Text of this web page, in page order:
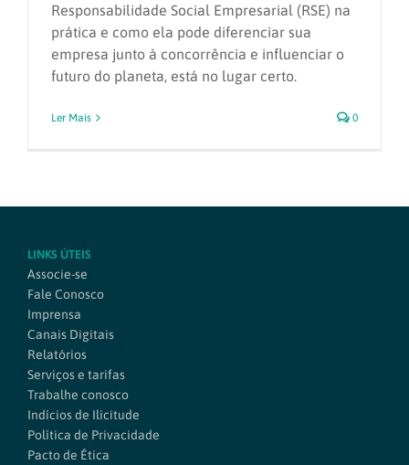
Responsabilidade Social Empresarial (RSE) na
prática e como ela pode diferenciar sua
empresa junto à concorrência e influenciar o
futuro do planeta, está no lugar certo.
Ler Mais 0
LINKS ÚTEIS
Associe-se
Fale Conosco
Imprensa
Canais Digitais
Relatórios
Serviços e tarifas
Trabalhe conosco
Indícios de Ilicitude
Política de Privacidade
Pacto de Ética